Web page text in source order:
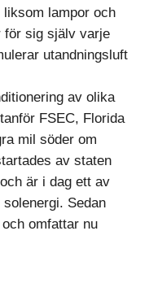
lampor och
för sig själv varje
utandningsluft
av olika
FSEC, Florida
mil söder om
av staten
är i dag ett av
Sedan
omfattar nu